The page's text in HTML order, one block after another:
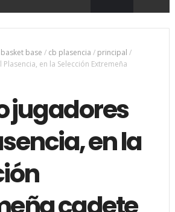
basket base / cb plasencia / principal /
en la Selección Extremeña
jugadores
en la